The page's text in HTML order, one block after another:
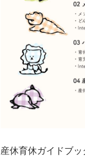
産休育休ガイドブ